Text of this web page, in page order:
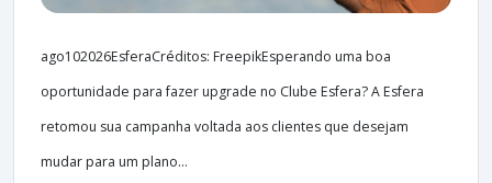
ago102026EsferaCréditos: FreepikEsperando uma boa
oportunidade para fazer upgrade no Clube Esfera? A Esfera
retomou sua campanha voltada aos clientes que desejam
mudar para um plano...